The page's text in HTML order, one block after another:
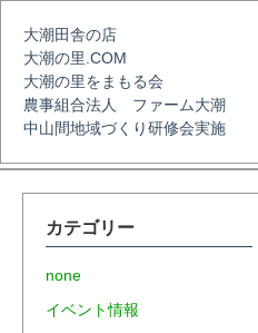
ョ
ン
大潮田舎の店
大潮の里.COM
大潮の里をまもる会
農事組合法人 ファーム大潮
中山間地域づくり研修会実施
カテゴリー
none
イベント情報